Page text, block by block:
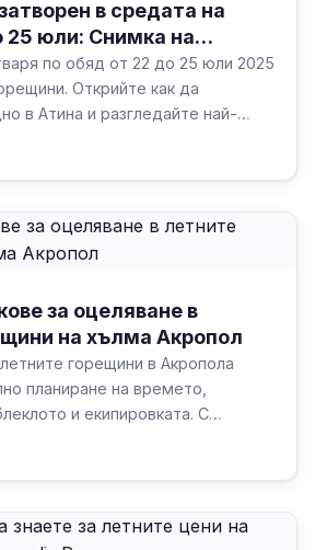
в средата на
25 юли: Снимка на
в Гърция
по обяд от 22 до 25 юли 2025
Открийте как да
в Атина и разгледайте най-
за оцеляване в
на хълма Акропол
горещини в Акропола
планиране на времето,
и екипировката. С
и екипировка посетителите